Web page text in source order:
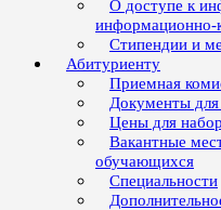
О доступе к
информационно-
Стипендии и
Абитуриенту
Приемная
Документы для
Цены для
Вакантные
обучающихся
Специальности